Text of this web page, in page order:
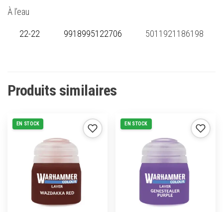
À l’eau
22-22 9918995122706 5011921186198
Produits similaires
EN STOCK EN STOCK